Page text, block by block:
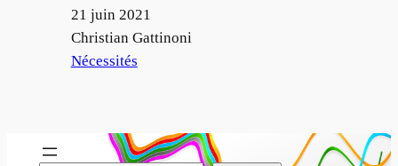
Date
21 juin 2021
Auteur
Christian Gattinoni
Par rapport à
Nécessités